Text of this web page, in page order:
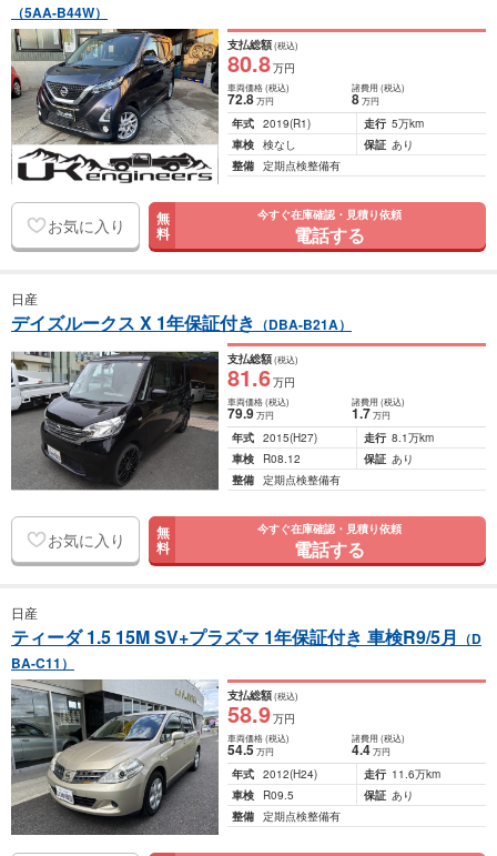
（5AA-B44W）
支払総額(税込)
80.8万円
車両価格(税込)
72.8万円
諸費用 (税込)
8 万円
年式 2019(R1) 走行 5万km
車検 検なし 保証 あり
整備 定期点検整備有
お気に入り 無
料
今すぐ在庫確認・見積り依頼
電話する
日産
デイズルークス X 1年保証付き （DBA-B21A）
支払総額(税込)
81.6万円
車両価格(税込)
79.9万円
諸費用 (税込)
1.7 万円
年式 2015(H27) 走行 8.1万km
車検
R08.12 保証 あり
整備 定期点検整備有
お気に入り 無
料
今すぐ在庫確認・見積り依頼
電話する
日産
ティーダ 1.5 15M SV+プラズマ 1年保証付き 車検R9/5月 （D
BA-C11）
支払総額(税込)
58.9万円
車両価格(税込)
54.5万円
諸費用 (税込)
4.4 万円
年式 2012(H24) 走行 11.6万km
車検
R09.5 保証 あり
整備 定期点検整備有